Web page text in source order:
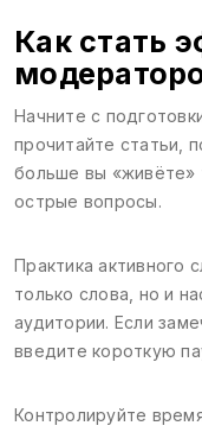
Как стать
Начните с
прочитайте статьи,
больше вы «живёте»
острые вопросы.
Практика активного
только слова, но и
аудитории. Если
введите короткую
Контролируйте